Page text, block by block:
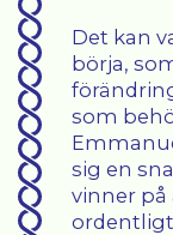
Det kan
börja,
som
sig en
vinner på